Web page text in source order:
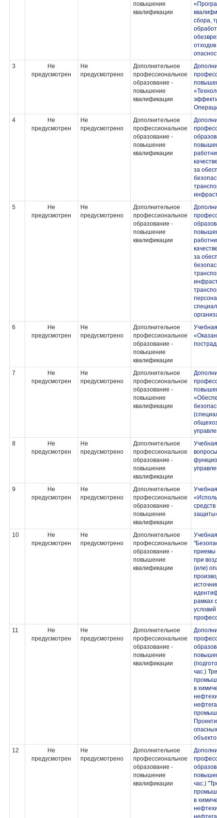
повышение
квалификации
сбора,
отходов
3
Не
предусмотрен
Не
предусмотрено
Дополнительное
профессиональное
образование -
повышение
квалификации
4
Не
предусмотрен
Не
предусмотрено
Дополнительное
профессиональное
образование -
повышение
квалификации
за
5
Не
предусмотрен
Не
предусмотрено
Дополнительное
профессиональное
образование -
повышение
квалификации
за
6
Не
предусмотрен
Не
предусмотрено
Дополнительное
профессиональное
образование -
повышение
квалификации
7
Не
предусмотрен
Не
предусмотрено
Дополнительное
профессиональное
образование -
повышение
квалификации
8
Не
предусмотрен
Не
предусмотрено
Дополнительное
профессиональное
образование -
повышение
квалификации
9
Не
предусмотрен
Не
предусмотрено
Дополнительное
профессиональное
образование -
повышение
квалификации
10
Не
предусмотрен
Не
предусмотрено
Дополнительное
профессиональное
образование -
повышение
квалификации
приемы
при
(или)
рамках
11
Не
предусмотрен
Не
предусмотрено
Дополнительное
профессиональное
образование -
повышение
квалификации
час.)
в
12
Не
предусмотрен
Не
предусмотрено
Дополнительное
профессиональное
образование -
повышение
квалификации
час.)
в